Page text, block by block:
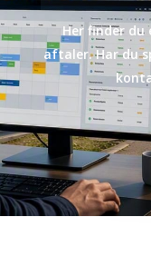
Her finder du
aftaler. Har du